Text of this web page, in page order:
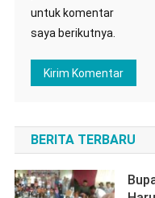
untuk komentar
saya berikutnya.
BERITA TERBARU